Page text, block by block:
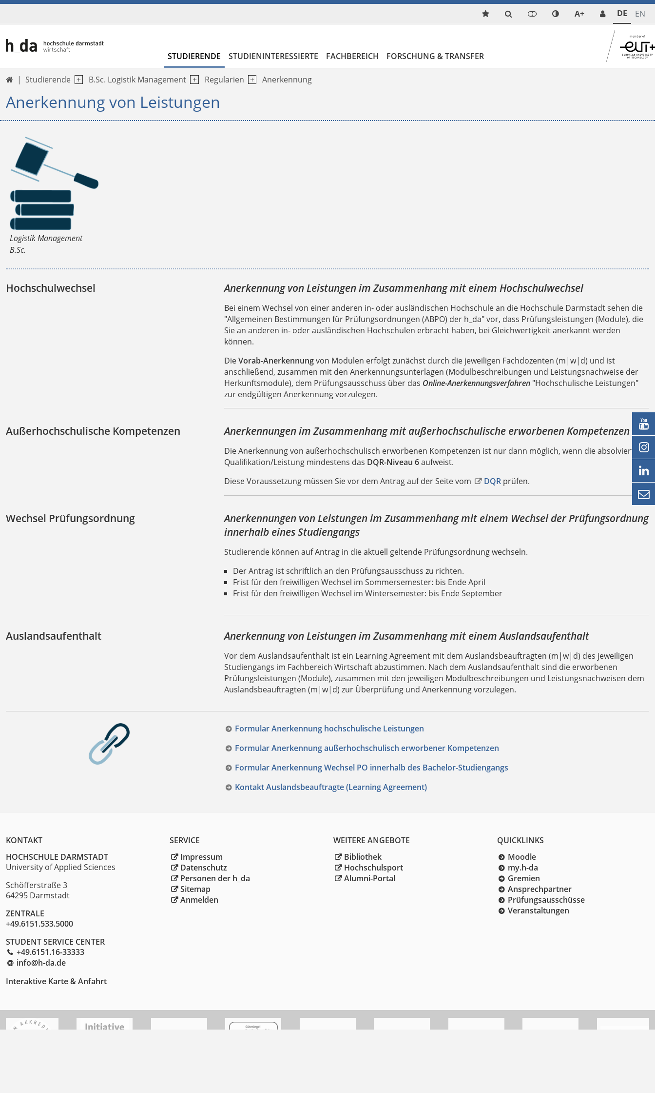
A+ DE EN
STUDIERENDE STUDIENINTERESSIERTE FACHBEREICH FORSCHUNG & TRANSFER
 Studierende B.Sc. Logistik Management Regularien Anerkennung
Anerkennung von Leistungen
Logistik Management
B.Sc.
Hochschulwechsel Anerkennung von Leistungen im Zusammenhang mit einem Hochschulwechsel
Bei einem Wechsel von einer anderen in- oder ausländischen Hochschule an die Hochschule Darmstadt sehen die
"Allgemeinen Bestimmungen für Prüfungsordnungen (ABPO) der h_da" vor, dass Prüfungsleistungen (Module), die
Sie an anderen in- oder ausländischen Hochschulen erbracht haben, bei Gleichwertigkeit anerkannt werden
können.
DieVorab-Anerkennungvon Modulen erfolgt zunächst durch die jeweiligen Fachdozenten (m|w|d) und ist
anschließend, zusammen mit den Anerkennungsunterlagen (Modulbeschreibungen und Leistungsnachweise der
Herkunftsmodule), dem Prüfungsausschuss über das Online-Anerkennungsverfahren "Hochschulische Leistungen"
zur endgültigen Anerkennung vorzulegen.
Außerhochschulische Kompetenzen Anerkennungen im Zusammenhang mit außerhochschulische erworbenen Kompetenzen
Die Anerkennung von außerhochschulisch erworbenen Kompetenzen ist nur dann möglich, wenn die absolvierte
Qualifikation/Leistung mindestens das DQR-Niveau 6aufweist.
Diese Voraussetzung müssen Sie vor dem Antrag auf der Seite vom
DQRprüfen.
Wechsel Prüfungsordnung Anerkennungen von Leistungen im Zusammenhang mit einem Wechsel der Prüfungsordnung
innerhalb eines Studiengangs
Studierende können auf Antrag in die aktuell geltende Prüfungsordnung wechseln.
Der Antrag ist schriftlich an den Prüfungsausschuss zu richten.
Frist für den freiwilligen Wechsel im Sommersemester: bis Ende April
Frist für den freiwilligen Wechsel im Wintersemester: bis Ende September
Auslandsaufenthalt Anerkennung von Leistungen im Zusammenhang mit einem Auslandsaufenthalt
Vor dem Auslandsaufenthalt ist ein Learning Agreement mit dem Auslandsbeauftragten (m|w|d) des jeweiligen
Studiengangs im Fachbereich Wirtschaft abzustimmen. Nach dem Auslandsaufenthalt sind die erworbenen
Prüfungsleistungen (Module), zusammen mit den jeweiligen Modulbeschreibungen und Leistungsnachweisen dem
Auslandsbeauftragten (m|w|d) zur Überprüfung und Anerkennung vorzulegen.
Formular Anerkennung hochschulische Leistungen
Formular Anerkennung außerhochschulisch erworbener Kompetenzen
Formular Anerkennung Wechsel PO innerhalb des Bachelor-Studiengangs
Kontakt Auslandsbeauftragte (Learning Agreement)
KONTAKT
HOCHSCHULE DARMSTADT
University of Applied Sciences
Schöfferstraße 3
64295 Darmstadt
ZENTRALE
+49.6151.533.5000
STUDENT SERVICE CENTER
+49.6151.16-33333
info@h-da.de
Interaktive Karte & Anfahrt
SERVICE
Impressum
Datenschutz
Personen der h_da
Sitemap
Anmelden
WEITERE ANGEBOTE
Bibliothek
Hochschulsport
Alumni-Portal
QUICKLINKS
Moodle
my.h-da
Gremien
Ansprechpartner
Prüfungsausschüsse
Veranstaltungen



